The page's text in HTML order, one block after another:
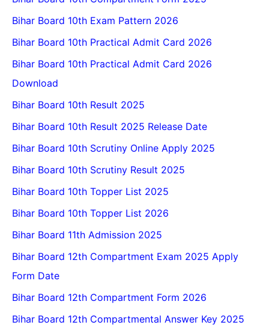
Bihar Board 10th Exam Pattern 2026
Bihar Board 10th Practical Admit Card 2026
Bihar Board 10th Practical Admit Card 2026
Download
Bihar Board 10th Result 2025
Bihar Board 10th Result 2025 Release Date
Bihar Board 10th Scrutiny Online Apply 2025
Bihar Board 10th Scrutiny Result 2025
Bihar Board 10th Topper List 2025
Bihar Board 10th Topper List 2026
Bihar Board 11th Admission 2025
Bihar Board 12th Compartment Exam 2025 Apply
Form Date
Bihar Board 12th Compartment Form 2026
Bihar Board 12th Compartmental Answer Key 2025